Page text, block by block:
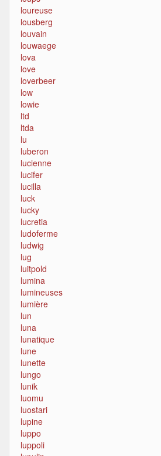
loureuse
lousberg
louvain
louwaege
lova
love
loverbeer
low
lowie
ltd
ltda
lu
luberon
lucienne
lucifer
lucilla
luck
lucky
lucretia
ludoferme
ludwig
lug
luitpold
lumina
lumineuses
lumière
lun
luna
lunatique
lune
lunette
lungo
lunik
luomu
luostari
lupine
luppo
luppoli